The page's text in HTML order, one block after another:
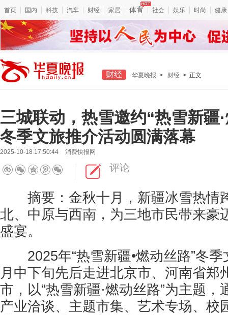
首页 国内 科技 汽车 财经 家居 体育 社会 娱乐 时尚 健康
财经 华夏晚报 > 财经 > 正文
三城联动，热雪邀约“热雪新疆
冬季文旅推介活动圆满落幕
2025-10-18 17:50:44 消费快报网
评论
摘要：金秋十月，新疆冰雪热情
北、中原与西南，为三地市民带来豪
盛宴。
2025年“热雪新疆•燃动丝路”冬季
月中下旬先后走进北京市、河南省郑
市，以“热雪新疆·燃动丝路”为主题
产业洽谈、主题市集、艺术专场、校